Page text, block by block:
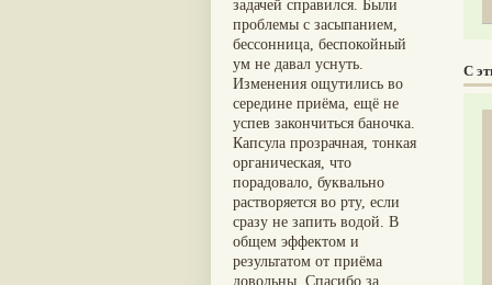
С
Кайлаш дживан(3)
Кальянака гритам(3)
Кримикутхар рас(3)
Кунжутное масло (3)
Кутаджа(3)
Кширабала(3)
Лив 52(3)
more...
Аджван/Ажгон(16)
Акация катеху(16)
Кальций(16)
Укроп пахучий(16)
Дашамула(15)
Лодхра(14)
Моринга(14)
Перец кубеба(14)
Сахарный тростник
Бхунимба/Андрографис
метельчатый(13)
Гвоздика(13)
Кассия трубчатая(13)
Мезуя железная(13)
задачей справился. Были
проблемы с засыпанием,
бессонница, беспокойный
ум не давал уснуть.
Изменения ощутились во
середине приёма, ещё не
успев закончиться баночка.
Капсула прозрачная, тонкая
органическая, что
порадовало, буквально
растворяется во рту, если
сразу не запить водой. В
общем эффектом и
результатом от приёма
довольны. Спасибо за